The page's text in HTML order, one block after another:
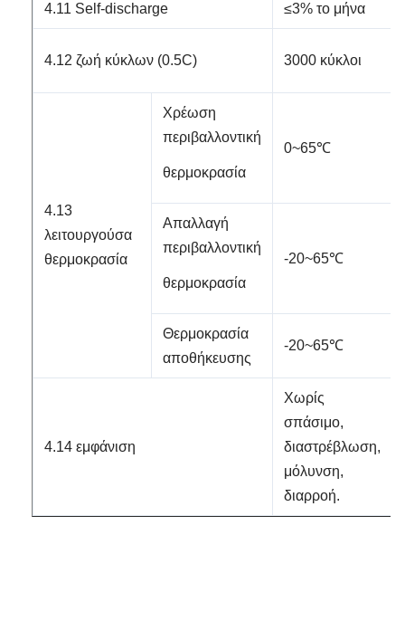
4.11 Self-discharge ≤3% το μήνα
4.12 ζωή κύκλων (0.5C) 3000 κύκλοι
4.13
λειτουργούσα
θερμοκρασία
Χρέωση
περιβαλλοντική
θερμοκρασία
0~65℃
Απαλλαγή
περιβαλλοντική
θερμοκρασία
-20~65℃
Θερμοκρασία
αποθήκευσης
-20~65℃
4.14 εμφάνιση
Χωρίς
σπάσιμο,
διαστρέβλωση,
μόλυνση,
διαρροή.